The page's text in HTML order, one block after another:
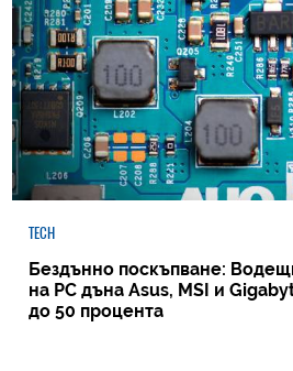
TECH
Бездънно поскъпване:
на РС дъна Asus, MSI и
до 50 процента